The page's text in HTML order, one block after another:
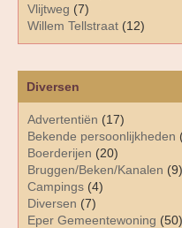
Diversen
Advertentiën (17)
Bekende persoonlijkheden
Boerderijen (20)
Bruggen/Beken/Kanalen (9)
Campings (4)
Diversen (7)
Eper Gemeentewoning (50)
Vlijtweg (7)
Willem Tellstraat (12)